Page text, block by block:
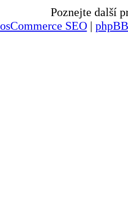
Poznejte další
osCommerce SEO|